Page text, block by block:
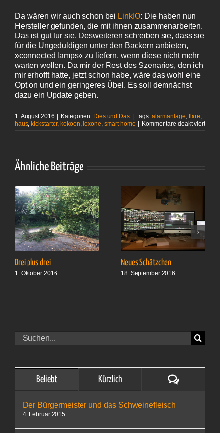
Da wären wir auch schon bei LinkIO: Die haben nun
Hersteller gefunden, die mit ihnen zusammenarbeiten.
Das ist gut für sie. Desweiteren schreiben sie, dass sie
für die Ungeduldigen unter den Backern anbieten,
»connected lamps« zu liefern, wenn diese nicht mehr
warten wollen. Da mir der Rest des Szenarios, den ich
mir erhofft hatte, jetzt schon habe, wäre das wohl eine
Option und ein geringeres Übel. Es soll demnächst
dazu ein Update geben.
1. August 2016 Kategorien: Dies und Das Tags: alarmanlage, flare,
haus, kickstarter, kokoon, loxone, smart home Kommentare deaktiviertfür
Ähnliche Beiträge
Drei plus drei
1. Oktober 2016
Neues Schätzchen
18. September 2016
Suche
nach:
Beliebt Kürzlich Kommentare
Der Bürgermeister und das Schweinefleisch
4. Februar 2015